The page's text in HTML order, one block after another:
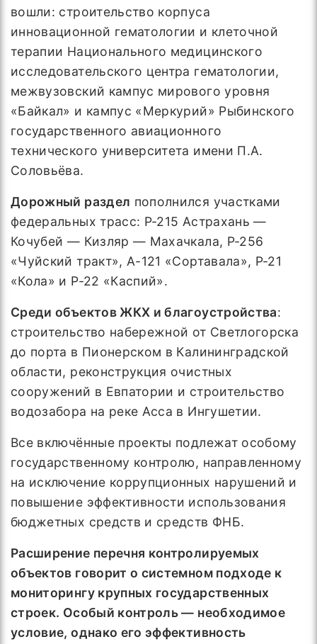
вошли: строительство корпуса
инновационной гематологии и клеточной
терапии Национального медицинского
исследовательского центра гематологии,
межвузовский кампус мирового уровня
«Байкал» и кампус «Меркурий» Рыбинского
государственного авиационного
технического университета имени П.А.
Соловьёва.
Дорожный раздел пополнился участками
федеральных трасс: Р-215 Астрахань —
Кочубей — Кизляр — Махачкала, Р-256
«Чуйский тракт», А-121 «Сортавала», Р-21
«Кола» и Р-22 «Каспий».
Среди объектов ЖКХ и благоустройства:
строительство набережной от Светлогорска
до порта в Пионерском в Калининградской
области, реконструкция очистных
сооружений в Евпатории и строительство
водозабора на реке Асса в Ингушетии.
Все включённые проекты подлежат особому
государственному контролю, направленному
на исключение коррупционных нарушений и
повышение эффективности использования
бюджетных средств и средств ФНБ.
Расширение перечня контролируемых
объектов говорит о системном подходе к
мониторингу крупных государственных
строек. Особый контроль — необходимое
условие, однако его эффективность